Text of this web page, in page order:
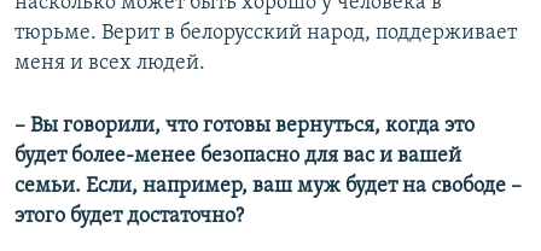
тюрьме. Верит в белорусский народ, поддерживает
меня и всех людей.
– Вы говорили, что готовы вернуться, когда это
будет более-менее безопасно для вас и вашей
семьи. Если, например, ваш муж будет на свободе –
этого будет достаточно?